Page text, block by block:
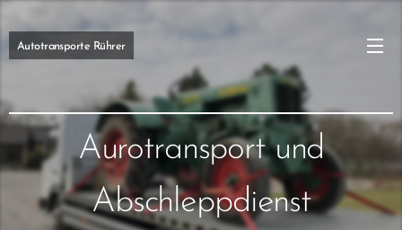
Autotransporte Rührer
Aurotransport und
Abschleppdienst